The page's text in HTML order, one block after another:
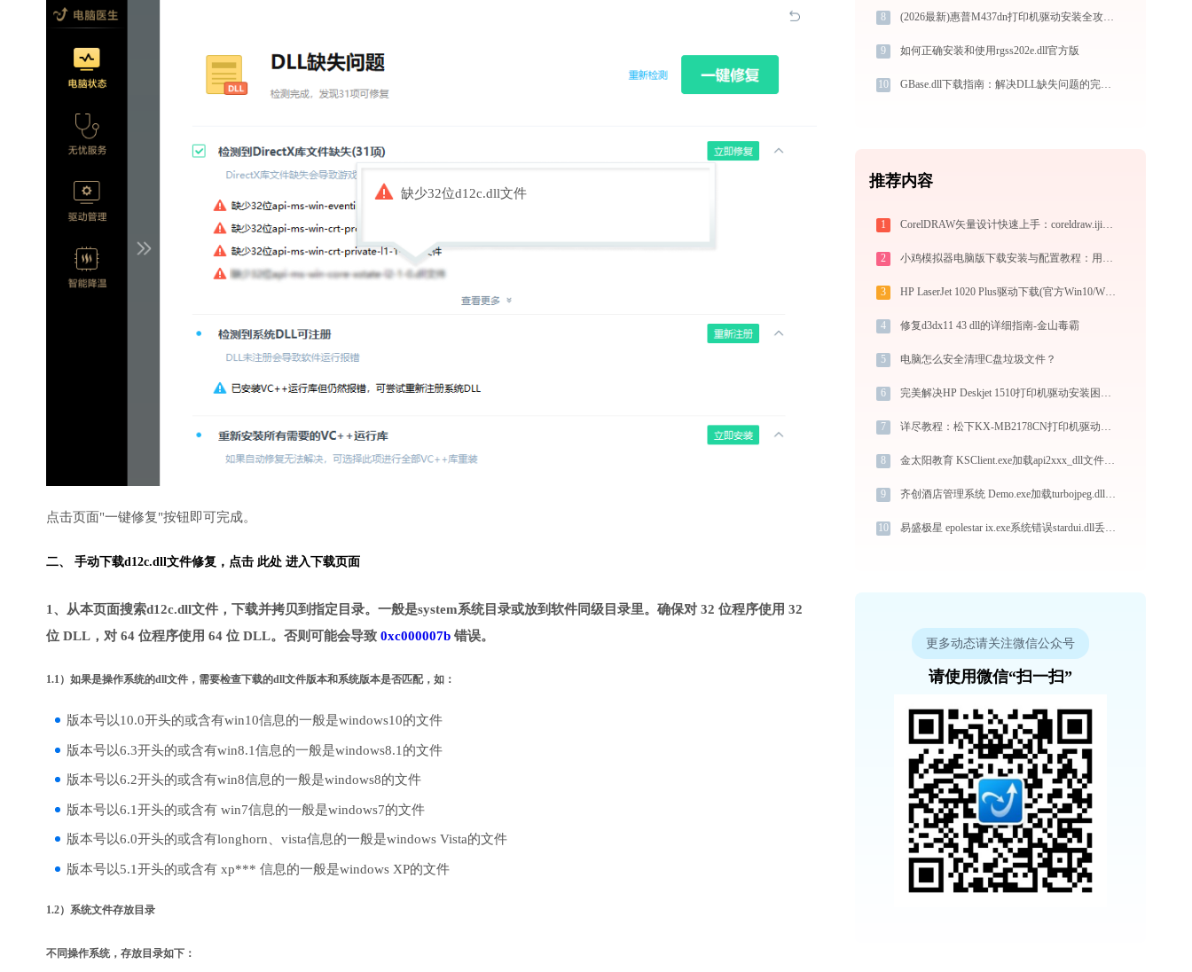
缺少32位d12c.dll文件
点击页面"一键修复"按钮即可完成。
二、 手动下载d12c.dll文件修复， 点击 此处 进入下载页面
1、从本页面搜索d12c.dll文件，下载并拷贝到指定目录。一般是system系统目录或放到软件同级目录里。确保对 32 位程序使用 32
位 DLL，对 64 位程序使用 64 位 DLL。否则可能会导致 0xc000007b 错误。
1.1）如果是操作系统的dll文件，需要检查下载的dll文件版本和系统版本是否匹配，如：
版本号以10.0开头的或含有win10信息的一般是windows10的文件
版本号以6.3开头的或含有win8.1信息的一般是windows8.1的文件
版本号以6.2开头的或含有win8信息的一般是windows8的文件
版本号以6.1开头的或含有 win7信息的一般是windows7的文件
版本号以6.0开头的或含有longhorn、vista信息的一般是windows Vista的文件
版本号以5.1开头的或含有 xp*** 信息的一般是windows XP的文件
1.2）系统文件存放目录
不同操作系统，存放目录如下：
8 (2026最新)惠普M437dn打印机驱动安装全攻略：从下载到安装完全教程
9 如何正确安装和使用rgss202e.dll官方版
10 GBase.dll下载指南：解决DLL缺失问题的完整方案
推荐内容
1 CorelDRAW矢量设计快速上手：coreldraw.ijinshan.com 安全绿色安装与核心技巧
2 小鸡模拟器电脑版下载安装与配置教程：用电脑重温经典街机与掌机游戏
3 HP LaserJet 1020 Plus驱动下载(官方Win10/Win11)
4 修复d3dx11 43 dll的详细指南-金山毒霸
5 电脑怎么安全清理C盘垃圾文件？
6 完美解决HP Deskjet 1510打印机驱动安装困扰，全面下载安装教程
7 详尽教程：松下KX-MB2178CN打印机驱动的正确下载与安装方式
8 金太阳教育 KSClient.exe加载api2xxx_dll文件丢失处理办法
9 齐创酒店管理系统 Demo.exe加载turbojpeg.dll文件丢失处理办法
10 易盛极星 epolestar ix.exe系统错误stardui.dll丢失如何解决
更多动态请关注微信公众号
请使用微信“扫一扫”